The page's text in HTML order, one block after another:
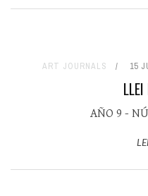
ART JOURNALS 15
AÑO 9 -